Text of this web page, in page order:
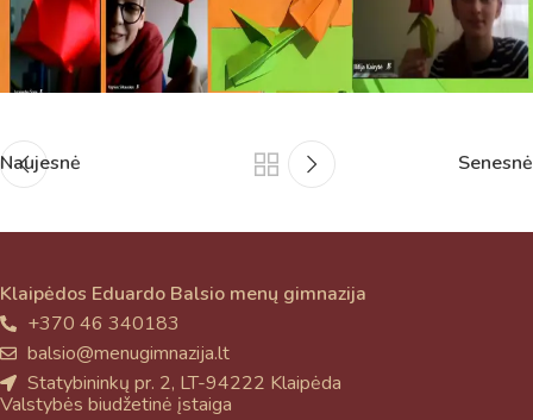
Naujesnė Senesnė
Klaipėdos Eduardo Balsio menų gimnazija
+370 46 340183
balsio@menugimnazija.lt
Statybininkų pr. 2, LT-94222 Klaipėda
Valstybės biudžetinė įstaiga